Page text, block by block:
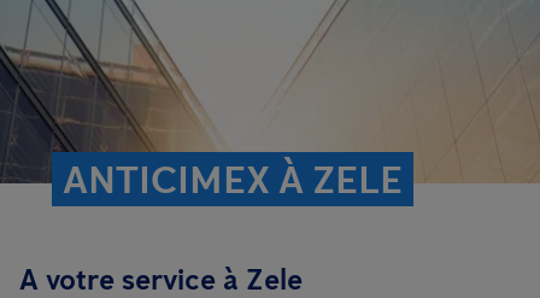
ANTICIMEX À ZELE
A votre service à Zele